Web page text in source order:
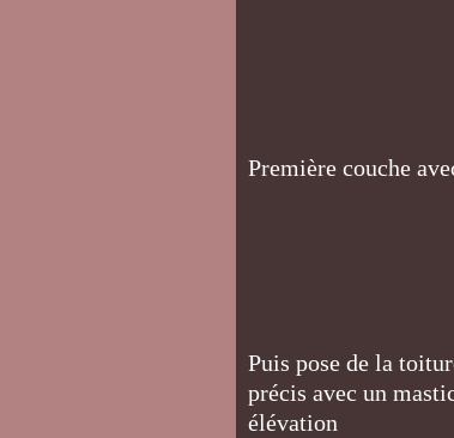
Première couche
Puis pose de la
précis avec un
élévation